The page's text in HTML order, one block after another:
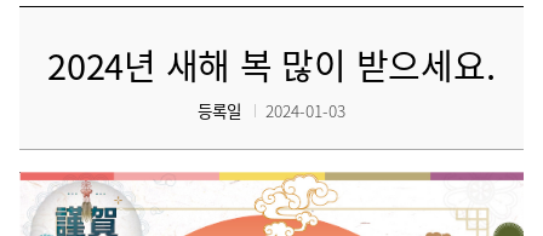
2024년 새해 복 많이 받으세요.
등록일 2024-01-03